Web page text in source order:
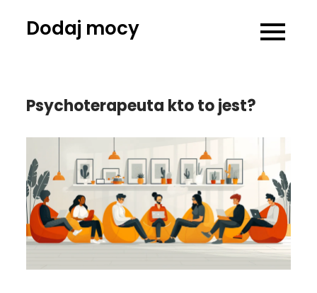
Dodaj mocy
Psychoterapeuta kto to jest?